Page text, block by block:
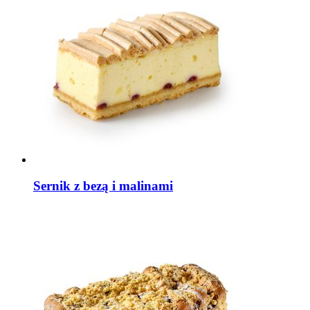
Sernik z bezą i malinami